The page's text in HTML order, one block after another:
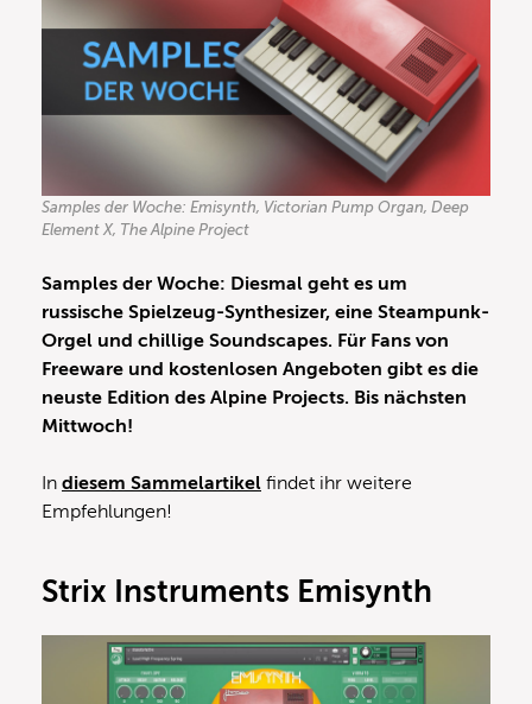
Samples der Woche: Emisynth, Victorian Pump Organ, Deep
Element X, The Alpine Project
Samples der Woche: Diesmal geht es um
russische Spielzeug-Synthesizer, eine Steampunk-
Orgel und chillige Soundscapes. Für Fans von
Freeware und kostenlosen Angeboten gibt es die
neuste Edition des Alpine Projects. Bis nächsten
Mittwoch!
In diesem Sammelartikel findet ihr weitere
Empfehlungen!
Strix Instruments Emisynth